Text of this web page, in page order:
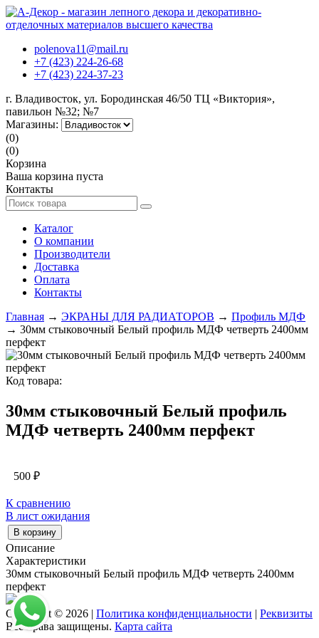
polenova11@mail.ru
+7 (423) 224-26-68
+7 (423) 224-37-23
г. Владивосток, ул. Бородинская 46/50 ТЦ «Виктория»,
павильон №32; №7
Магазины:
(0)
(0)
Корзина
Ваша корзина пуста
Контакты
Каталог
О компании
Производители
Доставка
Оплата
Контакты
Главная → ЭКРАНЫ ДЛЯ РАДИАТОРОВ → Профиль МДФ
→ 30мм стыковочный Белый профиль МДФ четверть 2400мм
перфект
Код товара:
30мм стыковочный Белый профиль
МДФ четверть 2400мм перфект
500 ₽
К сравнению
В лист ожидания
В корзину
Описание
Характеристики
30мм стыковочный Белый профиль МДФ четверть 2400мм
перфект
Copyright © 2026 | Политика конфиденциальности | Реквизиты
Все права защищены. Карта сайта